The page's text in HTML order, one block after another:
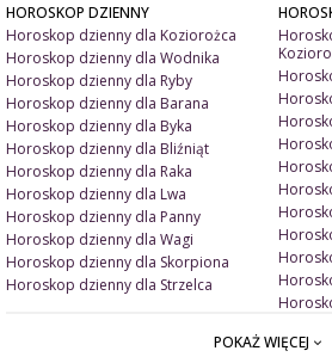
HOROSKOP DZIENNY
Horoskop dzienny dla Koziorożca
Horoskop dzienny dla Wodnika
Horoskop dzienny dla Ryby
Horoskop dzienny dla Barana
Horoskop dzienny dla Byka
Horoskop dzienny dla Bliźniąt
Horoskop dzienny dla Raka
Horoskop dzienny dla Lwa
Horoskop dzienny dla Panny
Horoskop dzienny dla Wagi
Horoskop dzienny dla Skorpiona
Horoskop dzienny dla Strzelca
ZNAK
POKAŻ WIĘCEJ